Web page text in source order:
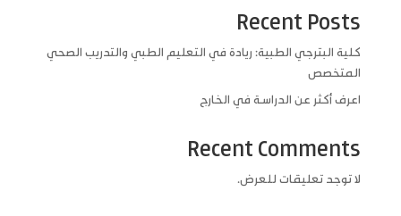
Recent Posts
كلية البترجي الطبية: ريادة في التعليم الطبي والتدريب الصحي
المتخصص
اعرف أكثر عن الدراسة في الخارج
Recent Comments
لا توجد تعليقات للعرض.